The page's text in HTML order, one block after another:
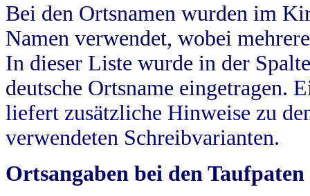
Bei den Ortsnamen wurden im
Namen verwendet, wobei
In dieser Liste wurde in der
deutsche Ortsname eingetragen.
liefert zusätzliche Hinweise zu
verwendeten Schreibvarianten.
Ortsangaben bei den Taufpaten